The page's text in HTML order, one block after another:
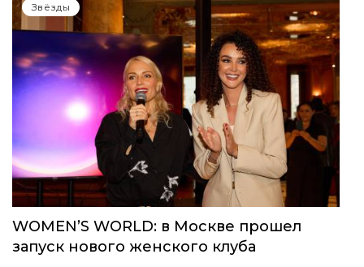
Звёзды
WOMEN’S WORLD: в Москве прошел
запуск нового женского клуба